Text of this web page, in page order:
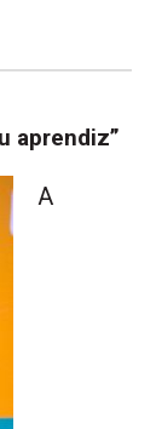
aprendiz”
A